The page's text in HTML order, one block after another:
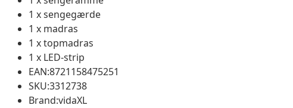
1 x sengegærde
1 x madras
1 x topmadras
1 x LED-strip
EAN:8721158475251
SKU:3312738
Brand:vidaXL